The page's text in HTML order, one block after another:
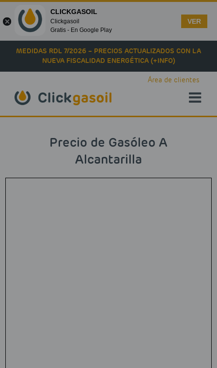
Skip to main content
MEDIDAS RDL 7/2026 – PRECIOS ACTUALIZADOS CON LA
NUEVA FISCALIDAD ENERGÉTICA (+INFO)
Área de clientes
Precio de Gasóleo A
Alcantarilla
CLICKGASOIL
Clickgasoil
Gratis - En Google Play
VER